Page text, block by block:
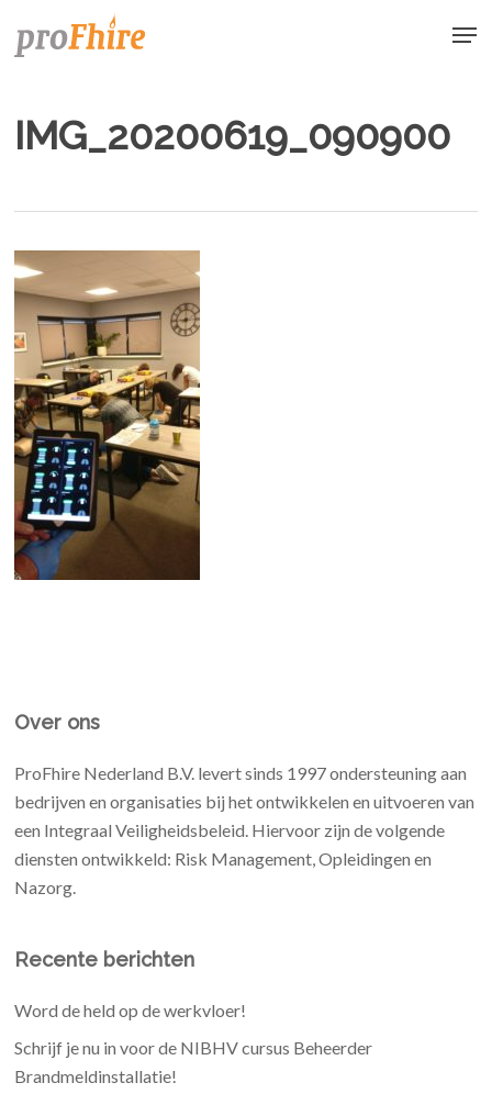
IMG_20200619_090900
Over ons
ProFhire Nederland B.V. levert sinds 1997 ondersteuning aan
bedrijven en organisaties bij het ontwikkelen en uitvoeren van
een Integraal Veiligheidsbeleid. Hiervoor zijn de volgende
diensten ontwikkeld: Risk Management, Opleidingen en
Nazorg.
Recente berichten
Word de held op de werkvloer!
Schrijf je nu in voor de NIBHV cursus Beheerder
Brandmeldinstallatie!